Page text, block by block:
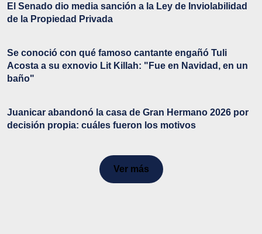
El Senado dio media sanción a la Ley de Inviolabilidad
de la Propiedad Privada
Se conoció con qué famoso cantante engañó Tuli
Acosta a su exnovio Lit Killah: "Fue en Navidad, en un
baño"
Juanicar abandonó la casa de Gran Hermano 2026 por
decisión propia: cuáles fueron los motivos
Ver más